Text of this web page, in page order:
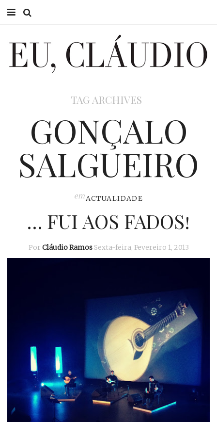
EU CLÁUDIO
EU, PAI
TAG ARCHIVES
GONÇALO
SALGUEIRO
emACTUALIDADE
… FUI AOS FADOS!
Por Cláudio Ramos Sexta-feira, Fevereiro 1, 2013